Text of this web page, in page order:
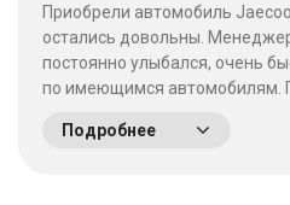
Приобрели автомобиль
остались довольны.
постоянно улыбался, очень
по имеющимся автомобилям.
пожалели что приехали сюда!
Подробнее